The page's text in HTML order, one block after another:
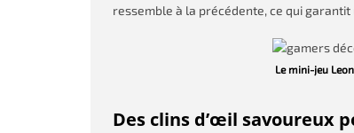
ressemble à la précédente, ce qui
Le mini-jeu
Des clins d’œil savoureux